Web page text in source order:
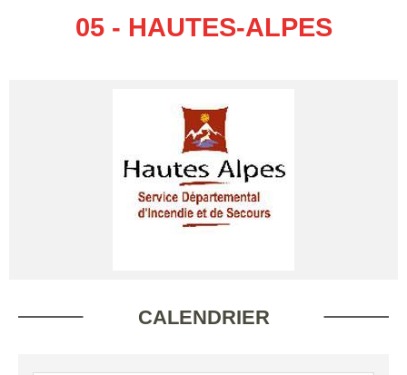
05 - HAUTES-ALPES
CALENDRIER